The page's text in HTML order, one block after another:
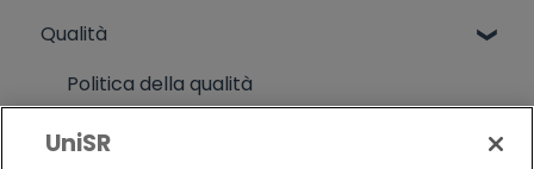
Informazioni varie ingresso
Riconoscimento titoli stranieri (ammissione
ad un CdL, riconoscimento titoli per
equipollenza)
Rappresentanti degli studenti
Medicina preventiva
Sistemi informativi
Live campus
Attività studentesche extradidattiche
Alumni
Qualità
Politica della qualità
Criteri di valutazione
UniSR